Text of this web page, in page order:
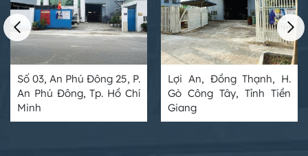
Số 03, An Phú Đông 25, P.
An Phú Đông, Tp. Hồ Chí
Minh
Lợi An, Đồng Thạnh, H.
Gò Công Tây, Tỉnh Tiền
Giang